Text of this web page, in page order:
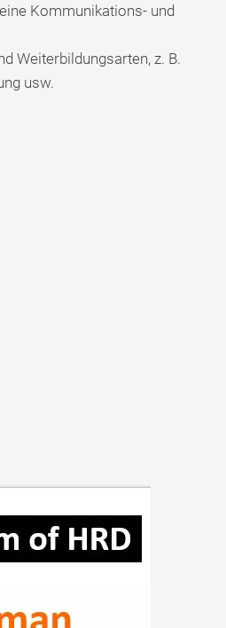
Kommunikations- und
Weiterbildungsarten, z. B.
usw.